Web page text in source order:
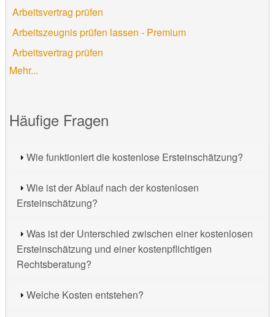
Arbeitsvertrag prüfen
Arbeitszeugnis prüfen lassen - Premium
Arbeitsvertrag prüfen
Mehr...
Häufige Fragen
Wie funktioniert die kostenlose Ersteinschätzung?
Wie ist der Ablauf nach der kostenlosen
Ersteinschätzung?
Was ist der Unterschied zwischen einer kostenlosen
Ersteinschätzung und einer kostenpflichtigen
Rechtsberatung?
Welche Kosten entstehen?